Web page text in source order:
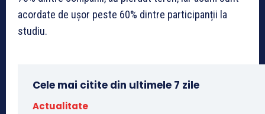
acordate de ușor peste 60% dintre participanții la
studiu.
Cele mai citite din ultimele 7 zile
Actualitate